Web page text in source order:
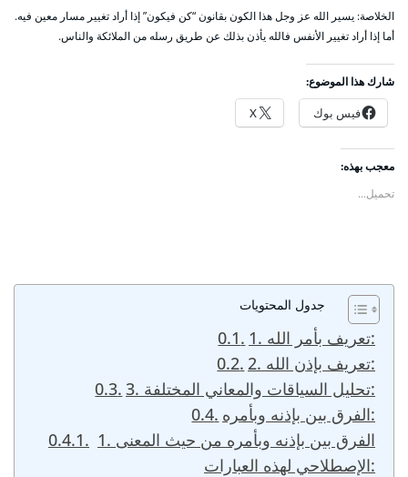
الخلاصة: يسير الله عز وجل هذا الكون بقانون “كن فيكون” إذا أراد تغيير مسار معين فيه.
أما إذا أراد تغيير الأنفس فالله يأذن بذلك عن طريق رسله من الملائكة والناس.
شارك هذا الموضوع:
فيس بوك X
معجب بهذه:
تحميل...
جدول المحتويات
1. تعريف بأمر الله:
2. تعريف بإذن الله:
3. تحليل السياقات والمعاني المختلفة:
الفرق بين بإذنه وبأمره:
1. الفرق بين بإذنه وبأمره من حيث المعنى
الإصطلاحي لهذه العبارات: